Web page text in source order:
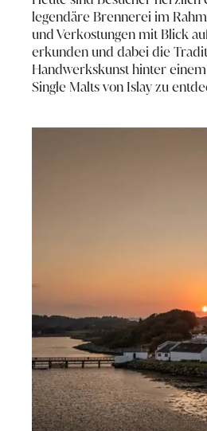
legendäre Brennerei im
und Verkostungen mit Blick
erkunden und dabei die
Handwerkskunst hinter
Single Malts von Islay zu